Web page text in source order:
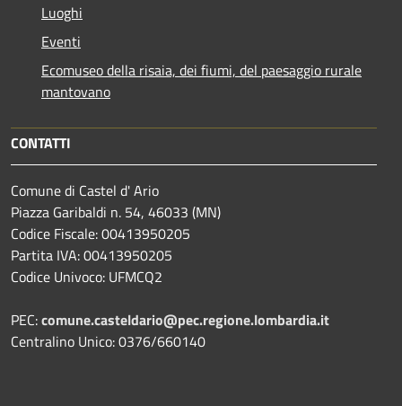
Luoghi
Eventi
Ecomuseo della risaia, dei fiumi, del paesaggio rurale
mantovano
CONTATTI
Comune di Castel d' Ario
Piazza Garibaldi n. 54, 46033 (MN)
Codice Fiscale: 00413950205
Partita IVA: 00413950205
Codice Univoco: UFMCQ2
PEC:comune.casteldario@pec.regione.lombardia.it
Centralino Unico: 0376/660140